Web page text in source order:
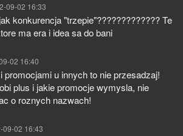
09-02 16:33
konkurencja "trzepie"????????????? Te
ma era i idea sa do bani
02 16:40
promocjami u innych to nie przesadzaj!
plus i jakie promocje wymysla, nie
o roznych nazwach!
09-02 16:43